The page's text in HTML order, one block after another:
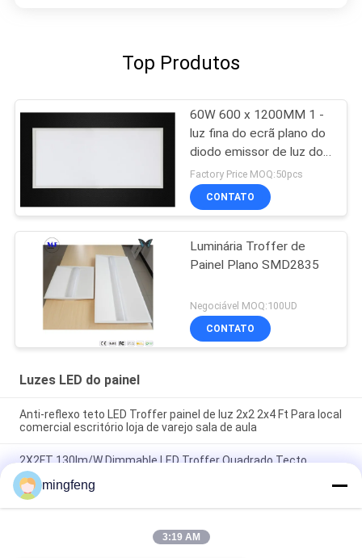
Top Produtos
60W 600 x 1200MM 1 -
luz fina do ecrã plano do
diodo emissor de luz do
retângulo do retângulo
de 10V Dimmable
Factory Price MOQ:50pcs
CONTATO
Luminária Troffer de
Painel Plano SMD2835
Negociável MOQ:100UD
CONTATO
Luzes LED do painel
Anti-reflexo teto LED Troffer painel de luz 2x2 2x4 Ft Para local
comercial escritório loja de varejo sala de aula
2X2FT 130lm/W Dimmable LED Troffer Quadrado Tecto
Montar Retrofit Luz LED Commercial Flat Panel Luz
Lâmpadas de teto de painel plano para escritórios salas de
mingfeng
3:19 AM